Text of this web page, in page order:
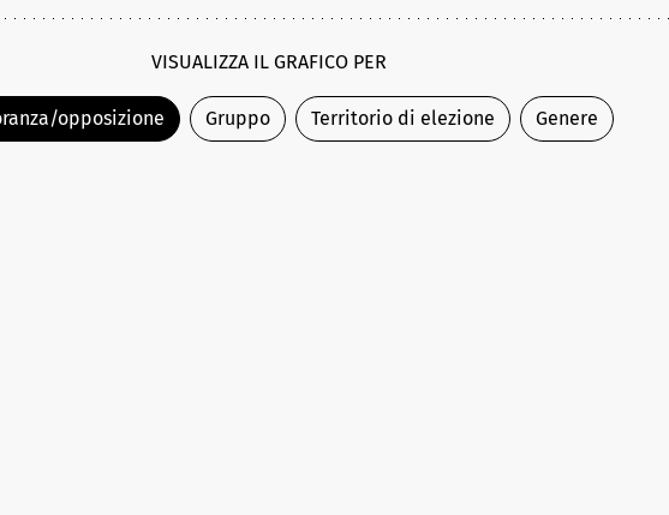
VISUALIZZA IL GRAFICO PER
opposizione Gruppo Territorio di elezione Genere